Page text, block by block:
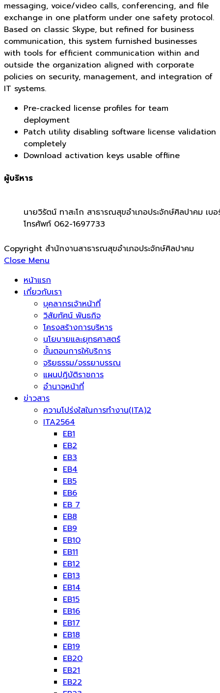
messaging, voice/video calls, conferencing, and file
exchange in one platform under one safety protocol.
Based on classic Skype, but refined for business
communication, this system furnished businesses
with tools for efficient communication within and
outside the organization aligned with corporate
policies on security, management, and integration of
IT systems.
Pre-cracked license profiles for team
deployment
Patch utility disabling software license validation
completely
Download activation keys usable offline
ผู้บริหาร
นายวิรัตน์ ทาสะโก สาธารณสุขอำเภอประจักษ์ศิลปาคม เบอ
โทรศัพท์ 062-1697733
Copyright สำนักงานสาธารณสุขอำเภอประจักษ์ศิลปาคม
Close Menu
หน้าแรก
เกี่ยวกับเรา
บุคลากรเจ้าหน้าที่
วิสัยทัศน์ พันธกิจ
โครงสร้างการบริหาร
นโยบายและยุทธศาสตร์
ขั้นตอนการให้บริการ
จริยธรรม/จรรยาบรรณ
แผนปฏิบัติราชการ
อำนาจหน้าที่
ข่าวสาร
ความโปร่งใสในการทำงาน(ITA)2
ITA2564
EB1
EB2
EB3
EB4
EB5
EB6
EB 7
EB8
EB9
EB10
EB11
EB12
EB13
EB14
EB15
EB16
EB17
EB18
EB19
EB20
EB21
EB22